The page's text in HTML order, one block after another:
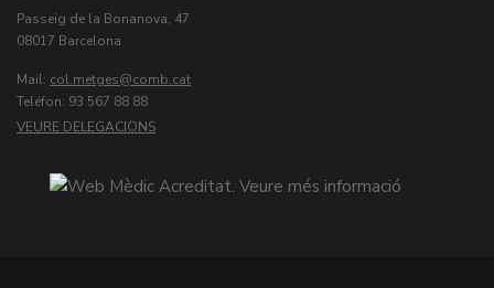
Passeig de la Bonanova, 47
08017 Barcelona
Mail: col.metges
Teléfon: 93 567 88 88
VEURE DELEGACIONS